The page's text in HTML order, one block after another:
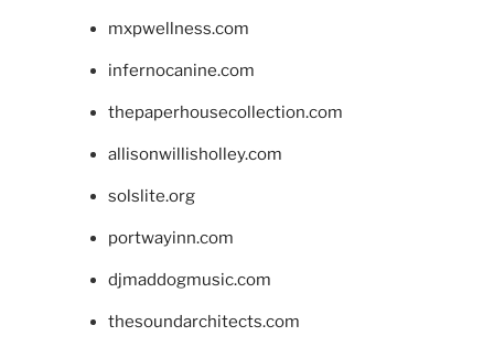
mxpwellness.com
infernocanine.com
thepaperhousecollection.com
allisonwillisholley.com
solslite.org
portwayinn.com
djmaddogmusic.com
thesoundarchitects.com